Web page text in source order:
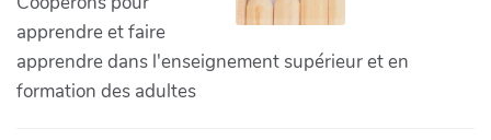
apprendre et faire
apprendre dans l'enseignement supérieur et en
formation des adultes